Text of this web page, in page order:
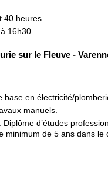
40 heures
16h30
sur le Fleuve -
base en électricité/
manuels.
Diplôme d’études
minimum de 5 ans dans le